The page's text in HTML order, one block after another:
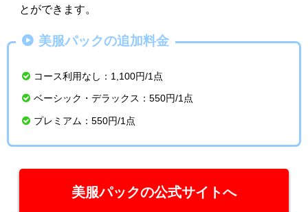
とができます。
美服パックの追加料金
コース利用なし：1,100円/1点
ベーシック・デラックス：550円/1点
プレミアム：550円/1点
美服パックの公式サイトへ